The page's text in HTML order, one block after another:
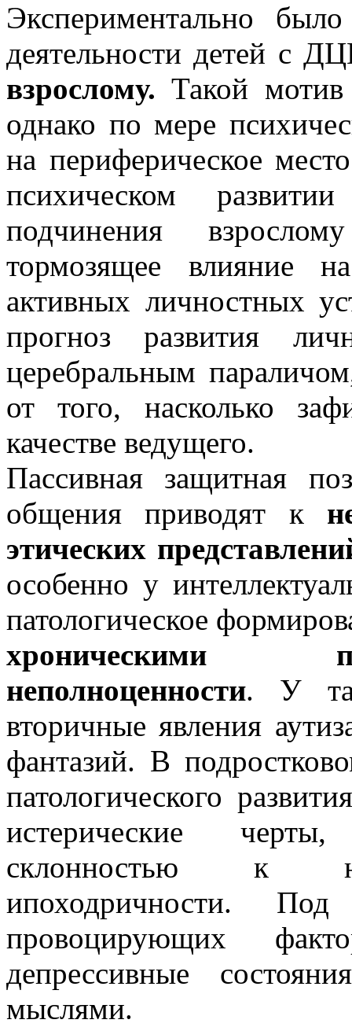
Экспериментально
деятельности детей с
взрослому. Такой
однако по мере
на периферическое
психическом
подчинения
тормозящее влияние
активных личностных
прогноз развития
церебральным
от того, насколько
качестве ведущего.
Пассивная защитная
общения приводят к
этических
особенно у
патологическое
хроническими
неполноценности. У
вторичные явления
фантазий. В
патологического
истерические
склонностью к
ипоходричности.
провоцирующих
депрессивные
мыслями.